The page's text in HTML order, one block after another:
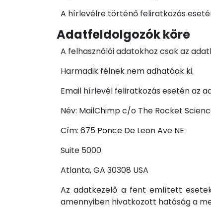
A hírlevélre történő feliratkozás
Adatfeldolgozók köre
A felhasználói adatokhoz csak az
Harmadik félnek nem adhatóak ki.
Email hírlevél feliratkozás esetén az
Név: MailChimp c/o The Rocket
Cím: 675 Ponce De Leon Ave NE
Suite 5000
Atlanta, GA 30308 USA
Az adatkezelő a fent említett
amennyiben hivatkozott hatóság a